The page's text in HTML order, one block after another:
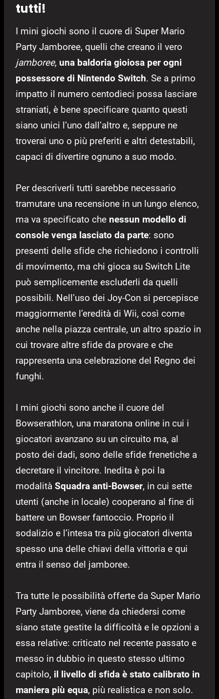
tutti!
I mini giochi sono il cuore di Super Mario
Party Jamboree, quelli che creano il vero
jamboree, una baldoria gioiosa per ogni
possessore di Nintendo Switch. Se a primo
impatto il numero centodieci possa lasciare
straniati, è bene specificare quanto questi
siano unici l’uno dall’altro e, seppure ne
troverai uno o più preferiti e altri detestabili,
capaci di divertire ognuno a suo modo.
Per descriverli tutti sarebbe necessario
tramutare una recensione in un lungo elenco,
ma va specificato che nessun modello di
console venga lasciato da parte: sono
presenti delle sfide che richiedono i controlli
di movimento, ma chi gioca su Switch Lite
può semplicemente escluderli da quelli
possibili. Nell’uso dei Joy-Con si percepisce
maggiormente l’eredità di Wii, così come
anche nella piazza centrale, un altro spazio in
cui trovare altre sfide da provare e che
rappresenta una celebrazione del Regno dei
funghi.
I mini giochi sono anche il cuore del
Bowserathlon, una maratona online in cui i
giocatori avanzano su un circuito ma, al
posto dei dadi, sono delle sfide frenetiche a
decretare il vincitore. Inedita è poi la
modalità Squadra anti-Bowser, in cui sette
utenti (anche in locale) cooperano al fine di
battere un Bowser fantoccio. Proprio il
sodalizio e l’intesa tra più giocatori diventa
spesso una delle chiavi della vittoria e qui
entra il senso del jamboree.
Tra tutte le possibilità offerte da Super Mario
Party Jamboree, viene da chiedersi come
siano state gestite la difficoltà e le opzioni a
essa relative: criticato nel recente passato e
messo in dubbio in questo stesso ultimo
capitolo, il livello di sfida è stato calibrato in
maniera più equa, più realistica e non solo.